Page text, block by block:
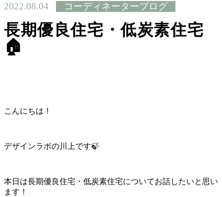
2022.08.04 コーディネーターブログ
長期優良住宅・低炭素住宅
🏠
こんにちは！
デザインラボの川上です🍃
本日は長期優良住宅・低炭素住宅についてお話したいと思い
ます！